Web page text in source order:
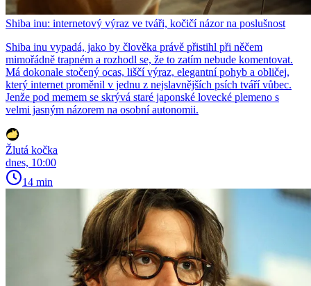
Shiba inu: internetový výraz ve tváři, kočičí názor na poslušnost
Shiba inu vypadá, jako by člověka právě přistihl při něčem
mimořádně trapném a rozhodl se, že to zatím nebude komentovat.
Má dokonale stočený ocas, liščí výraz, elegantní pohyb a obličej,
který internet proměnil v jednu z nejslavnějších psích tváří vůbec.
Jenže pod memem se skrývá staré japonské lovecké plemeno s
velmi jasným názorem na osobní autonomii.
Žlutá kočka
dnes, 10:00
14 min